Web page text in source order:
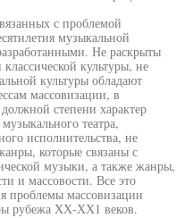
с проблемой
музыкальной
Не раскрыты
культуры, не
культуры обладают
массовизации, в
степени характер
театра,
исполнительства, не
которые связаны с
музыки, а также жанры,
и массовости. Все это
проблемы массовизации
рубежа ХХ-ХХ1 веков.